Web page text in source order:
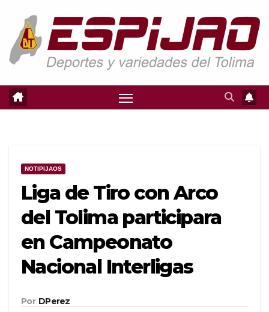
contenido
NOTIPIJAOS
Liga de Tiro con Arco
del Tolima participara
en Campeonato
Nacional Interligas
Por DPerez